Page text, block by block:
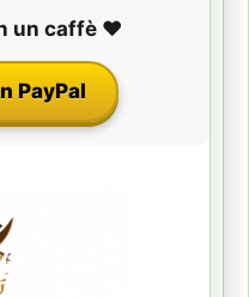
un caffè ❤️
PayPal